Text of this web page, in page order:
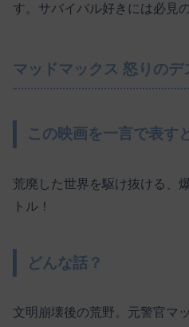
す。サバイバル好きには必見の
マッドマックス 怒りのデ
この映画を一言で表す
荒廃した世界を駆け抜ける、
トル！
どんな話？
文明崩壊後の荒野。元警官マ